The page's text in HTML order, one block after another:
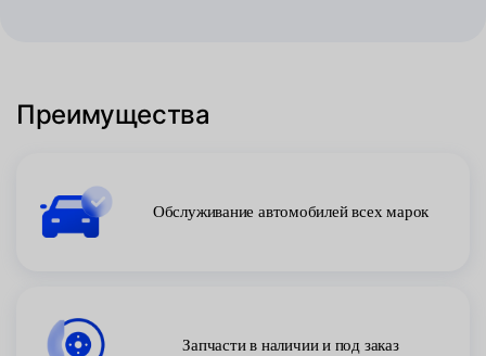
Преимущества
Обслуживание автомобилей всех марок
Запчасти в наличии и под заказ